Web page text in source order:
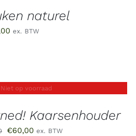
naturel
ex. BTW
Niet op voorraad
Kaarsenhouder
Oorspronkelijke
€60,00 Huidige
ex. BTW